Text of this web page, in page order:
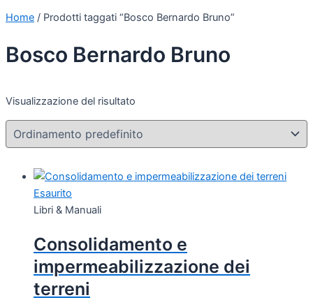
Home / Prodotti taggati “Bosco Bernardo Bruno”
Bosco Bernardo Bruno
Visualizzazione del risultato
Esaurito
Libri & Manuali
Consolidamento e
impermeabilizzazione dei
terreni